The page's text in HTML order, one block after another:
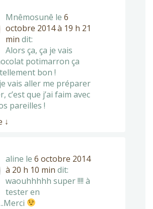
Mnêmosunê le 6
octobre 2014 à 19 h 21
min dit:
Alors ça, ça je vais
potimarron ça
bon !
vais aller me préparer
c’est que j’ai faim avec
pareilles !
↓
aline le 6 octobre 2014
à 20 h 10 min dit:
waouhhhhh super !!!! à
tester en